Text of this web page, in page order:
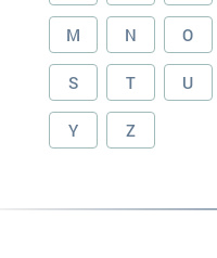
M N O
S T U
Y Z